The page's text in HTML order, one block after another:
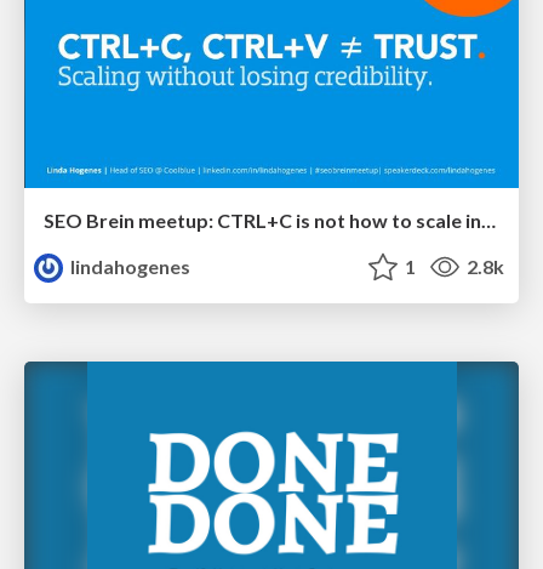
SEO Brein meetup: CTRL+C is not how to scale international SEO
lindahogenes
1 2.8k